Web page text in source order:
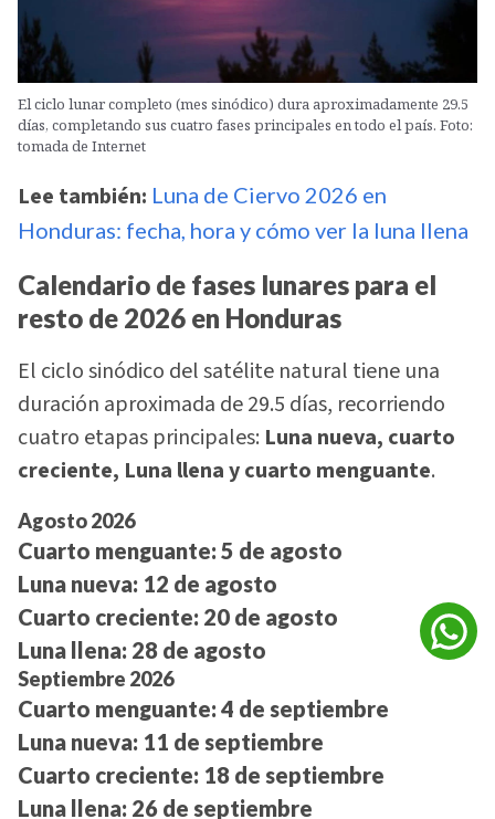
El ciclo lunar completo (mes sinódico) dura aproximadamente 29.5
días, completando sus cuatro fases principales en todo el país. Foto:
tomada de Internet
Lee también: Luna de Ciervo 2026 en
Honduras: fecha, hora y cómo ver la luna llena
Calendario de fases lunares para el
resto de 2026 en Honduras
El ciclo sinódico del satélite natural tiene una
duración aproximada de 29.5 días, recorriendo
cuatro etapas principales: Luna nueva, cuarto
creciente, Luna llena y cuarto menguante.
Agosto 2026
Cuarto menguante: 5 de agosto
Luna nueva: 12 de agosto
Cuarto creciente: 20 de agosto
Luna llena: 28 de agosto
Septiembre 2026
Cuarto menguante: 4 de septiembre
Luna nueva: 11 de septiembre
Cuarto creciente: 18 de septiembre
Luna llena: 26 de septiembre